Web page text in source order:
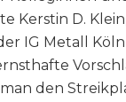
Kerstin D.
IG Metall
den